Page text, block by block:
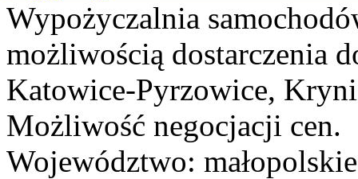
Wypożyczalnia
możliwością dostarczenia
Katowice-Pyrzowice,
Możliwość negocjacji cen.
Województwo: małopolskie